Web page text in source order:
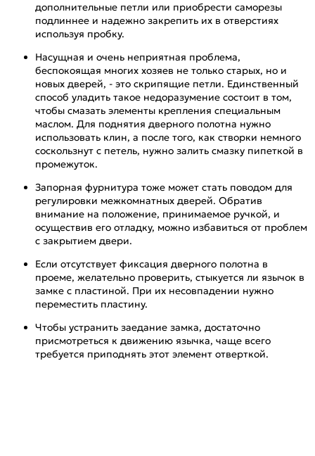
дополнительные петли или приобрести саморезы
подлиннее и надежно закрепить их в отверстиях
используя пробку.
Насущная и очень неприятная проблема,
беспокоящая многих хозяев не только старых, но и
новых дверей, - это скрипящие петли. Единственный
способ уладить такое недоразумение состоит в том,
чтобы смазать элементы крепления специальным
маслом. Для поднятия дверного полотна нужно
использовать клин, а после того, как створки немного
соскользнут с петель, нужно залить смазку пипеткой в
промежуток.
Запорная фурнитура тоже может стать поводом для
регулировки межкомнатных дверей. Обратив
внимание на положение, принимаемое ручкой, и
осуществив его отладку, можно избавиться от проблем
с закрытием двери.
Если отсутствует фиксация дверного полотна в
проеме, желательно проверить, стыкуется ли язычок в
замке с пластиной. При их несовпадении нужно
переместить пластину.
Чтобы устранить заедание замка, достаточно
присмотреться к движению язычка, чаще всего
требуется приподнять этот элемент отверткой.